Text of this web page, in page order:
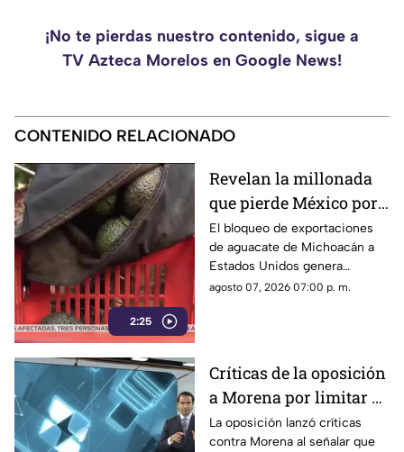
¡No te pierdas nuestro contenido, sigue a
TV Azteca Morelos en Google News!
CONTENIDO RELACIONADO
2:25
Revelan la millonada
que pierde México por
el bloqueo de Estados
Unidos al aguacate de
Michoacán
El bloqueo de exportaciones
de aguacate de Michoacán a
Estados Unidos genera
pérdidas millonarias.
agosto 07, 2026 07:00 p. m.
Críticas de la oposición
a Morena por limitar el
debate político
La oposición lanzó críticas
contra Morena al señalar que